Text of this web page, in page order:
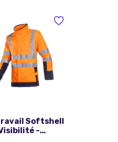
Softshell
-